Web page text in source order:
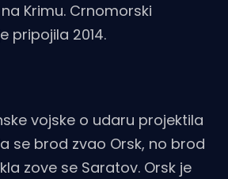
Krimu. Crnomorski
pripojila 2014.
vojske o udaru projektila
se brod zvao Orsk, no brod
zove se Saratov. Orsk je